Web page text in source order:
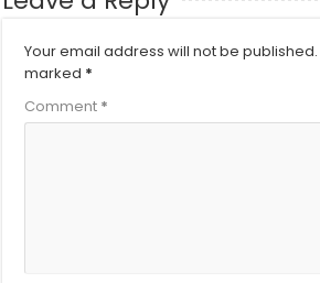
Your email address will not be published.
marked *
Comment *